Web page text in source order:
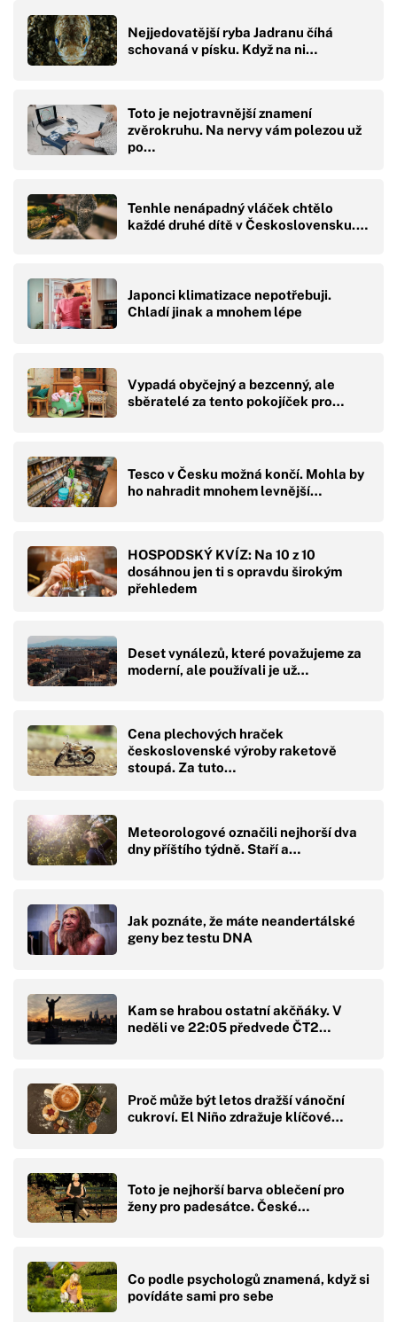
Nejjedovatější ryba Jadranu číhá
schovaná v písku. Když na ni…
Toto je nejotravnější znamení
zvěrokruhu. Na nervy vám polezou už
po…
Tenhle nenápadný vláček chtělo
každé druhé dítě v Československu.…
Japonci klimatizace nepotřebuji.
Chladí jinak a mnohem lépe
Vypadá obyčejný a bezcenný, ale
sběratelé za tento pokojíček pro…
Tesco v Česku možná končí. Mohla by
ho nahradit mnohem levnější…
HOSPODSKÝ KVÍZ: Na 10 z 10
dosáhnou jen ti s opravdu širokým
přehledem
Deset vynálezů, které považujeme za
moderní, ale používali je už…
Cena plechových hraček
československé výroby raketově
stoupá. Za tuto…
Meteorologové označili nejhorší dva
dny příštího týdně. Staří a…
Jak poznáte, že máte neandertálské
geny bez testu DNA
Kam se hrabou ostatní akčňáky. V
neděli ve 22:05 předvede ČT2…
Proč může být letos dražší vánoční
cukroví. El Niño zdražuje klíčové…
Toto je nejhorší barva oblečení pro
ženy pro padesátce. České…
Co podle psychologů znamená, když si
povídáte sami pro sebe